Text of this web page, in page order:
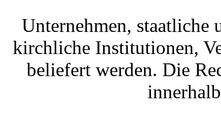
Unternehmen,
kirchliche Institutionen,
beliefert werden. Die